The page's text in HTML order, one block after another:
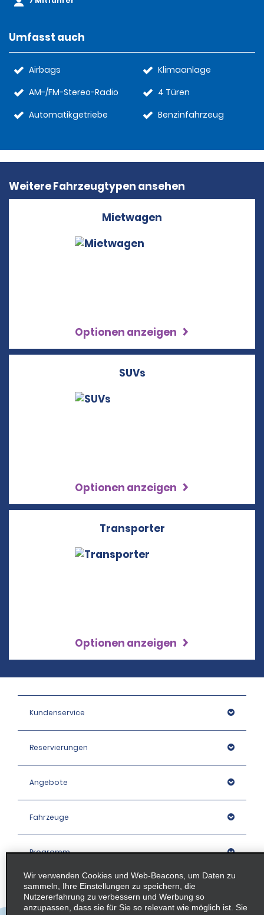
Umfasst auch
Airbags
AM-/FM-Stereo-Radio
Automatikgetriebe
Klimaanlage
4 Türen
Benzinfahrzeug
Weitere Fahrzeugtypen ansehen
Mietwagen
Optionen anzeigen
SUVs
Optionen anzeigen
Transporter
Optionen anzeigen
Kundenservice
Reservierungen
Angebote
Fahrzeuge
Programm
Unternehmen
Wir verwenden Cookies und Web-Beacons, um Daten zu
sammeln, Ihre Einstellungen zu speichern, die
Nutzererfahrung zu verbessern und Werbung so
anzupassen, dass sie für Sie so relevant wie möglich ist. Sie